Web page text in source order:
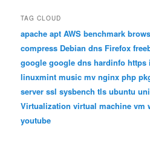
TAG CLOUD
apache apt AWS benchmark
compress Debian dns Firefox
google google dns hardinfo https
linuxmint music mv nginx php
server ssl sysbench tls ubuntu
Virtualization virtual machine vm
youtube